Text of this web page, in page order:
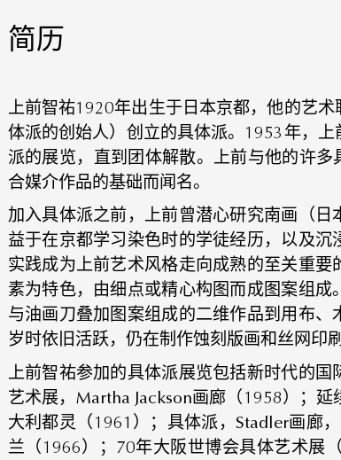
简历
上前智祐1920年出生于日本京都，他的艺
体派的创始人）创立的具体派。1953年，
派的展览，直到团体解散。上前与他的许
合媒介作品的基础而闻名。
加入具体派之前，上前曾潜心研究南画（
益于在京都学习染色时的学徒经历，以及
实践成为上前艺术风格走向成熟的至关重
素为特色，由细点或精心构图而成图案组
与油画刀叠加图案组成的二维作品到用布
岁时依旧活跃，仍在制作蚀刻版画和丝网印刷
上前智祐参加的具体派展览包括新时代的
艺术展，Martha Jackson画廊（1958）；
大利都灵（1961）；具体派，Stadler画廊
兰（1966）；70年大阪世博会具体艺术展